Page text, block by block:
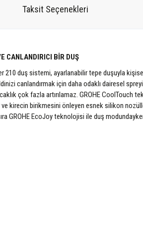
Taksit Seçenekleri
CANLANDIRICI BİR DUŞ
210 duş sistemi, ayarlanabilir tepe duşuyla
canlandırmak için daha odaklı dairesel
çok fazla artırılamaz. GROHE
kirecin birikmesini önleyen esnek silikon
GROHE EcoJoy teknolojisi ile duş